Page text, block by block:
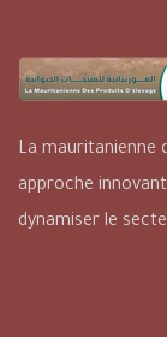
La mauritanienne
approche
dynamiser le